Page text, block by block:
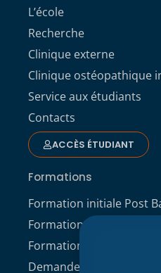
L’école
Recherche
Clinique externe
Clinique ostéopathique
Service aux étudiants
Contacts
ACCÈS ÉTUDIANT
Formations
Formation initiale Post
Formation professionnelle
Formation continue
Demande de dossier de